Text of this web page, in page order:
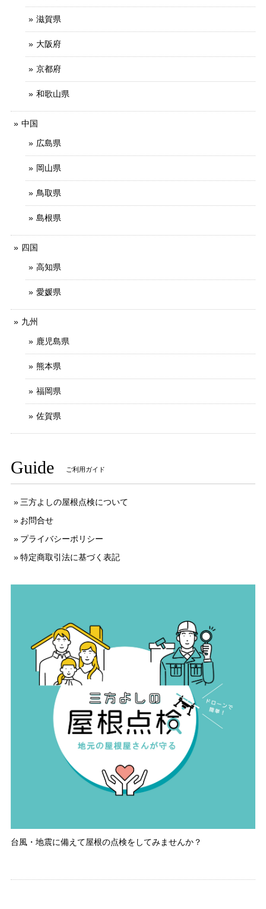
滋賀県
大阪府
京都府
和歌山県
中国
広島県
岡山県
鳥取県
島根県
四国
高知県
愛媛県
九州
鹿児島県
熊本県
福岡県
佐賀県
Guide ご利用ガイド
三方よしの屋根点検について
お問合せ
プライバシーポリシー
特定商取引法に基づく表記
台風・地震に備えて屋根の点検をしてみませんか？